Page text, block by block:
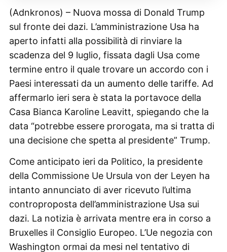
(Adnkronos) – Nuova mossa di Donald Trump
sul fronte dei dazi. L’amministrazione Usa ha
aperto infatti alla possibilità di rinviare la
scadenza del 9 luglio, fissata dagli Usa come
termine entro il quale trovare un accordo con i
Paesi interessati da un aumento delle tariffe. Ad
affermarlo ieri sera è stata la portavoce della
Casa Bianca Karoline Leavitt, spiegando che la
data “potrebbe essere prorogata, ma si tratta di
una decisione che spetta al presidente” Trump.
Come anticipato ieri da Politico, la presidente
della Commissione Ue Ursula von der Leyen ha
intanto annunciato di aver ricevuto l’ultima
controproposta dell’amministrazione Usa sui
dazi. La notizia è arrivata mentre era in corso a
Bruxelles il Consiglio Europeo. L’Ue negozia con
Washington ormai da mesi nel tentativo di